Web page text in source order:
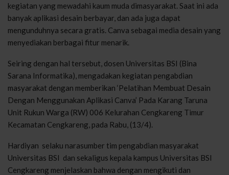
kegiatan yang mewadahi kaum muda dimasyarakat. Saat ini ada
banyak aplikasi desain berbayar, dan ada juga dapat
mengunduhnya secara gratis. Canva sebagai media desain yang
menyediakan berbagai fitur menarik.
Seiring dengan hal tersebut, dosen Universitas BSI (Bina
Sarana Informatika), mengadakan kegiatan pengabdian
masyarakat dengan memberikan ‘Pelatihan Membuat Desain
Dengan Menggunakan Aplikasi Canva’ Pada Karang Taruna
Unit Rukun Warga (RW) 006 Kelurahan Cengkareng Timur
Kecamatan Cengkareng, pada Rabu, (13/4).
Hardiyan selaku narasumber tim pengabdian masyarakat
Universitas BSI dan sekaligus kepala kampus Universitas BSI
Cengkareng menjelaskan bahwa dengan mengikuti dan